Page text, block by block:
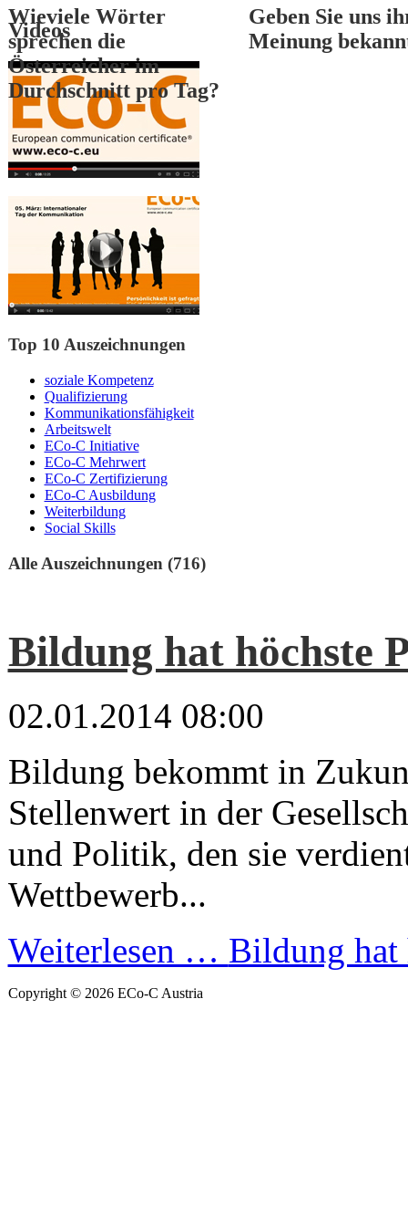
Wieviele Wörter
sprechen die
Österreicher im
Durchschnitt pro Tag?
Geben Sie uns
Meinung
3
Videos
Top 10 Auszeichnungen
soziale Kompetenz
Qualifizierung
Kommunikationsfähigkeit
Arbeitswelt
ECo-C Initiative
ECo-C Mehrwert
ECo-C Zertifizierung
ECo-C Ausbildung
Weiterbildung
Social Skills
Alle Auszeichnungen (716)
Bildung hat höchste
02.01.2014 08:00
Bildung bekommt in
Stellenwert in der
und Politik, den sie
Wettbewerb...
Weiterlesen … Bildung hat
Copyright © 2026 ECo-C Austria